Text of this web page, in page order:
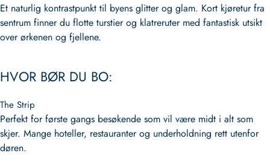
Et naturlig kontrastpunkt til byens glitter og glam. Kort kjøretur fra
sentrum finner du flotte turstier og klatreruter med fantastisk utsikt
over ørkenen og fjellene.
HVOR BØR DU BO:
The Strip
Perfekt for første gangs besøkende som vil være midt i alt som
skjer. Mange hoteller, restauranter og underholdning rett utenfor
døren.